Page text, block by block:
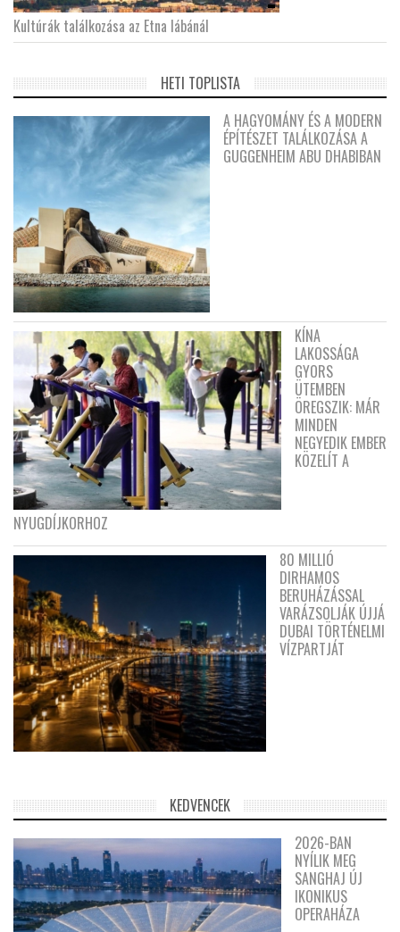
Kultúrák találkozása az Etna lábánál
HETI TOPLISTA
A HAGYOMÁNY ÉS A MODERN
ÉPÍTÉSZET TALÁLKOZÁSA A
GUGGENHEIM ABU DHABIBAN
KÍNA
LAKOSSÁGA
GYORS
ÜTEMBEN
ÖREGSZIK: MÁR
MINDEN
NEGYEDIK EMBER
KÖZELÍT A
NYUGDÍJKORHOZ
80 MILLIÓ
DIRHAMOS
BERUHÁZÁSSAL
VARÁZSOLJÁK ÚJJÁ
DUBAI TÖRTÉNELMI
VÍZPARTJÁT
KEDVENCEK
2026-BAN
NYÍLIK MEG
SANGHAJ ÚJ
IKONIKUS
OPERAHÁZA